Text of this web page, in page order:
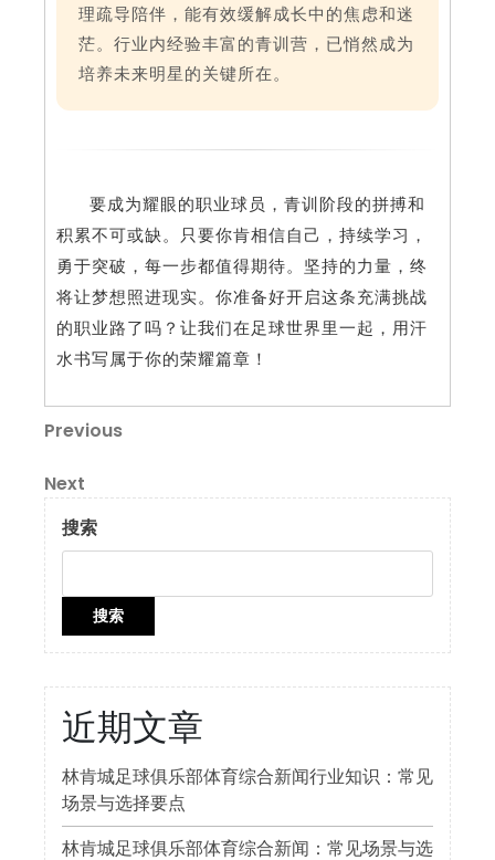
理疏导陪伴，能有效缓解成长中的焦虑和迷
茫。行业内经验丰富的青训营，已悄然成为
培养未来明星的关键所在。
要成为耀眼的职业球员，青训阶段的拼搏和
积累不可或缺。只要你肯相信自己，持续学习，
勇于突破，每一步都值得期待。坚持的力量，终
将让梦想照进现实。你准备好开启这条充满挑战
的职业路了吗？让我们在足球世界里一起，用汗
水书写属于你的荣耀篇章！
文
章
导
航
Previous
Previous
Next
Post
Next
搜索
搜索
近期文章
林肯城足球俱乐部体育综合新闻行业知识：常见
场景与选择要点
林肯城足球俱乐部体育综合新闻：常见场景与选